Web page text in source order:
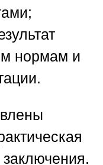
нормам и
заключения.